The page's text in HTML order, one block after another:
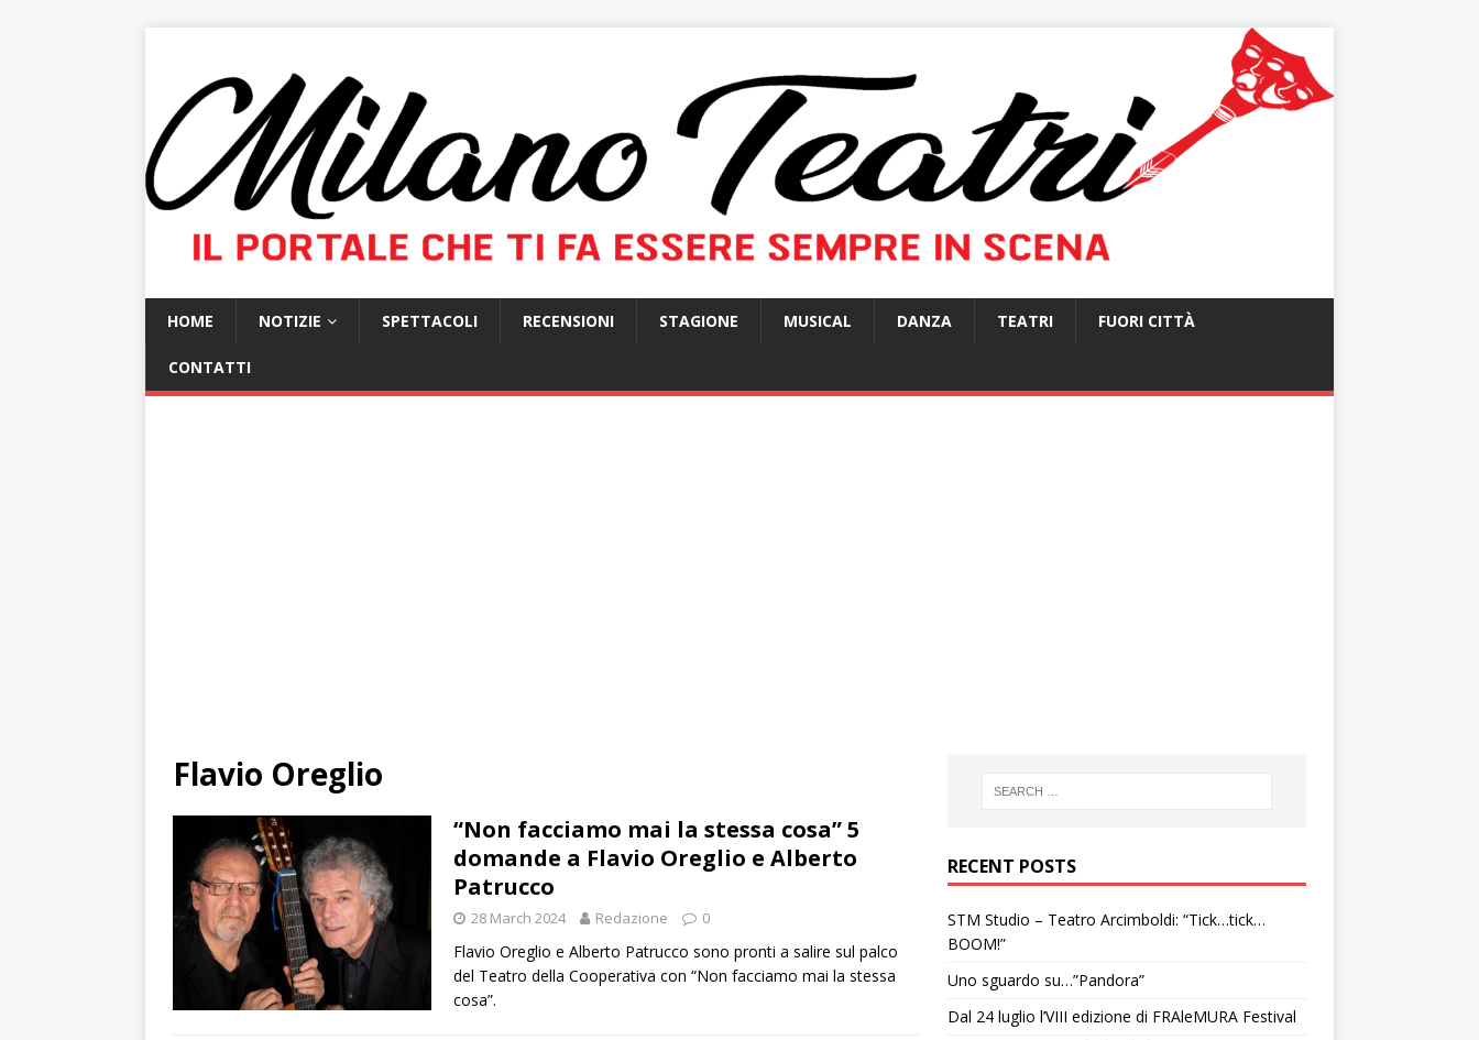
HOME NOTIZIE SPETTACOLI RECENSIONI STAGIONE MUSICAL DANZA TEATRI FUORI CITTÀ
CONTATTI
Flavio Oreglio
“Non facciamo mai la stessa cosa” 5
domande a Flavio Oreglio e Alberto
Patrucco
28 March 2024 Redazione 0
Flavio Oreglio e Alberto Patrucco sono pronti a salire sul palco
del Teatro della Cooperativa con “Non facciamo mai la stessa
cosa”.
RECENT POSTS
STM Studio – Teatro Arcimboldi: “Tick…tick…
BOOM!”
Uno sguardo su…”Pandora”
Dal 24 luglio l’VIII edizione di FRAleMURA Festival